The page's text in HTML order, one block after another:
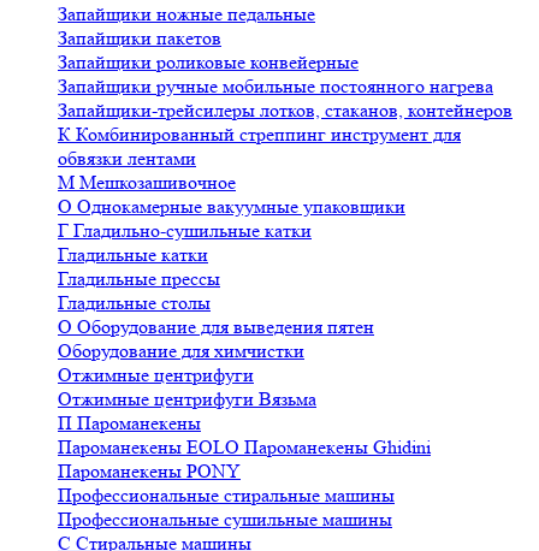
Запайщики ножные педальные
Запайщики пакетов
Запайщики роликовые конвейерные
Запайщики ручные мобильные постоянного нагрева
Запайщики-трейсилеры лотков, стаканов, контейнеров
К Комбинированный стреппинг инструмент для
обвязки лентами
М Мешкозашивочное
О Однокамерные вакуумные упаковщики
Г Гладильно-сушильные катки
Гладильные катки
Гладильные прессы
Гладильные столы
О Оборудование для выведения пятен
Оборудование для химчистки
Отжимные центрифуги
Отжимные центрифуги Вязьма
П Пароманекены
Пароманекены EOLO Пароманекены Ghidini
Пароманекены PONY
Профессиональные стиральные машины
Профессиональные сушильные машины
С Стиральные машины